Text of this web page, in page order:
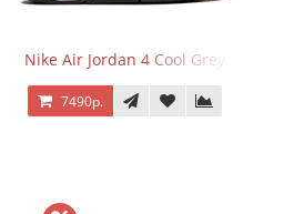
Nike Air Jordan 4 Cool Grey
7490р.